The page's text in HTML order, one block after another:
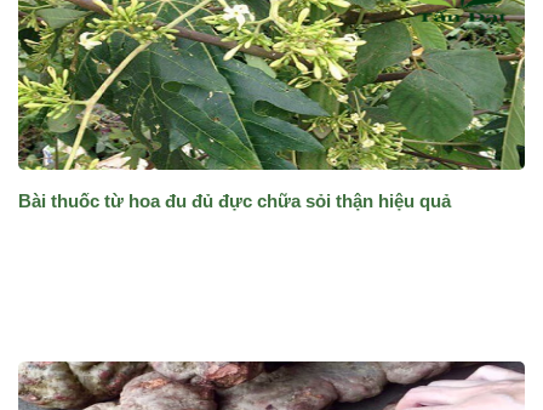
Bài thuốc từ hoa đu đủ đực chữa sỏi thận hiệu quả